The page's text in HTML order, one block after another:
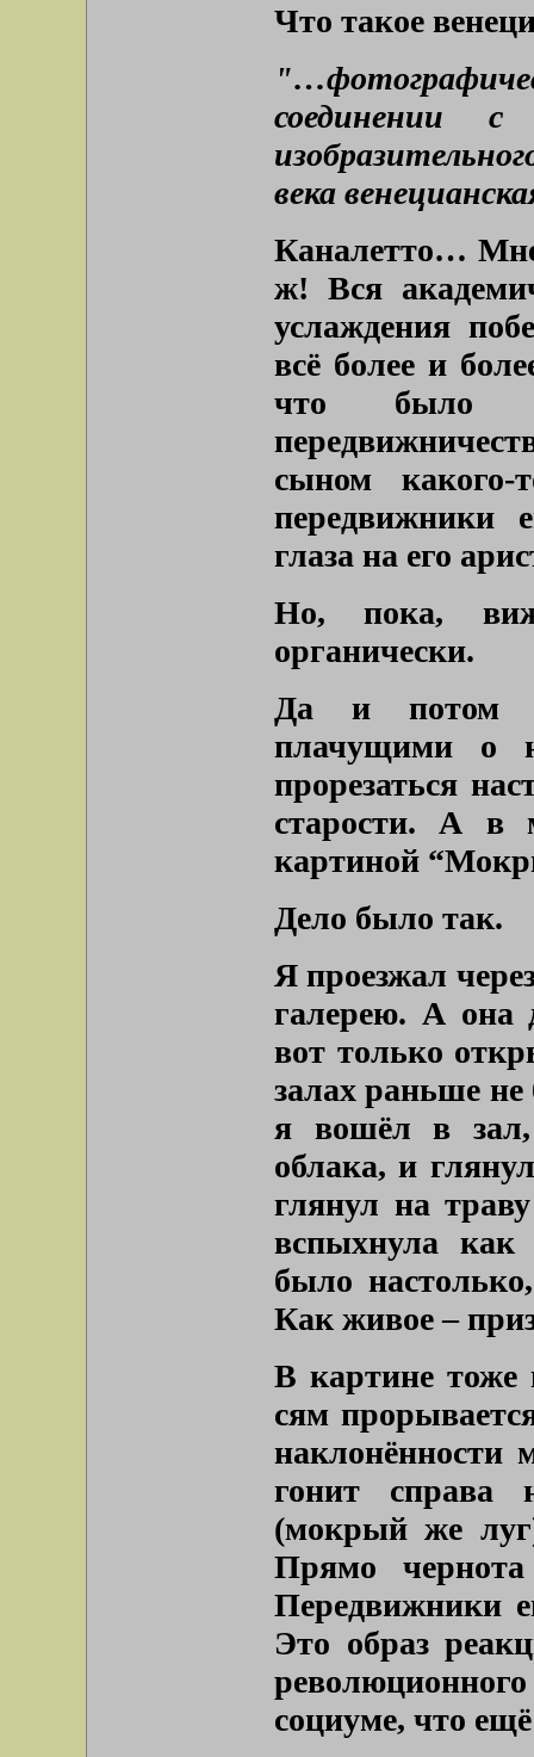
Что такое
соединении с
века
Каналетто…
ж! Вся
услаждения
всё более и
что было
сыном
передвижники
глаза на его
Но, пока,
органически.
Да и потом
плачущими о
прорезаться
старости. А в
картиной
Дело было так.
Я проезжал
галерею. А она
вот только
залах раньше
я вошёл в зал,
облака, и
глянул на
вспыхнула как
было
Как живое –
В картине тоже
сям
наклонённости
гонит справа
(мокрый же
Прямо
Передвижники
Это образ
социуме, что